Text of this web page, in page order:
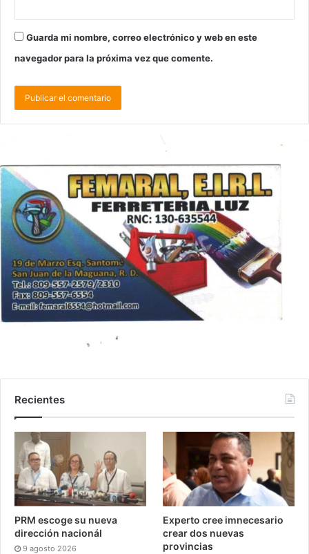
Guarda mi nombre, correo electrónico y web en este
navegador para la próxima vez que comente.
Recientes
PRM escoge su nueva
dirección nacionál
9 agosto 2026
Experto cree imnecesario
crear dos nuevas
provincias